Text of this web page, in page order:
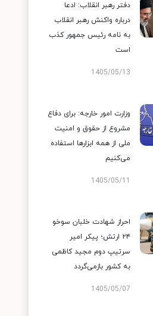
دفتر رهبر انقلاب: ادعا
درباره واکنش رهبر انقلاب
به نامه رئیس جمهور کذب
است
1405/05/13
وزارت امور خارجه: برای دفاع
مشروع از حقوق و امنیت
ملی از همه ابزارها استفاده
می‌کنیم
1405/05/11
احراز شهادت خلبان سوخو
۲۴ ارتش؛ پیکر امیر
سرتیپ دوم مجید کاظمی
به کشور بازمی‌گردد
1405/05/07